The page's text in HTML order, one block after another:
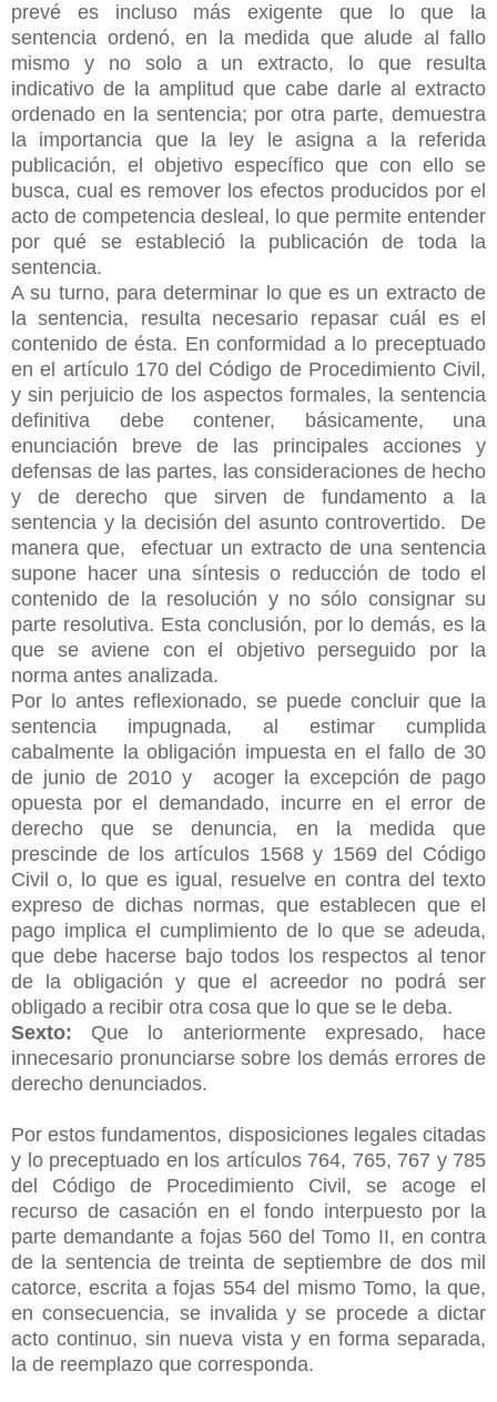
prevé es incluso más exigente que lo que la
sentencia ordenó, en la medida que alude al fallo
mismo y no solo a un extracto, lo que resulta
indicativo de la amplitud que cabe darle al extracto
ordenado en la sentencia; por otra parte, demuestra
la importancia que la ley le asigna a la referida
publicación, el objetivo específico que con ello se
busca, cual es remover los efectos producidos por el
acto de competencia desleal, lo que permite entender
por qué se estableció la publicación de toda la
sentencia.
A su turno, para determinar lo que es un extracto de
la sentencia, resulta necesario repasar cuál es el
contenido de ésta. En conformidad a lo preceptuado
en el artículo 170 del Código de Procedimiento Civil,
y sin perjuicio de los aspectos formales, la sentencia
definitiva debe contener, básicamente, una
enunciación breve de las principales acciones y
defensas de las partes, las consideraciones de hecho
y de derecho que sirven de fundamento a la
sentencia y la decisión del asunto controvertido. De
manera que, efectuar un extracto de una sentencia
supone hacer una síntesis o reducción de todo el
contenido de la resolución y no sólo consignar su
parte resolutiva. Esta conclusión, por lo demás, es la
que se aviene con el objetivo perseguido por la
norma antes analizada.
Por lo antes reflexionado, se puede concluir que la
sentencia impugnada, al estimar cumplida
cabalmente la obligación impuesta en el fallo de 30
de junio de 2010 y acoger la excepción de pago
opuesta por el demandado, incurre en el error de
derecho que se denuncia, en la medida que
prescinde de los artículos 1568 y 1569 del Código
Civil o, lo que es igual, resuelve en contra del texto
expreso de dichas normas, que establecen que el
pago implica el cumplimiento de lo que se adeuda,
que debe hacerse bajo todos los respectos al tenor
de la obligación y que el acreedor no podrá ser
obligado a recibir otra cosa que lo que se le deba.
Sexto: Que lo anteriormente expresado, hace
innecesario pronunciarse sobre los demás errores de
derecho denunciados.
Por estos fundamentos, disposiciones legales citadas
y lo preceptuado en los artículos 764, 765, 767 y 785
del Código de Procedimiento Civil, se acoge el
recurso de casación en el fondo interpuesto por la
parte demandante a fojas 560 del Tomo II, en contra
de la sentencia de treinta de septiembre de dos mil
catorce, escrita a fojas 554 del mismo Tomo, la que,
en consecuencia, se invalida y se procede a dictar
acto continuo, sin nueva vista y en forma separada,
la de reemplazo que corresponda.